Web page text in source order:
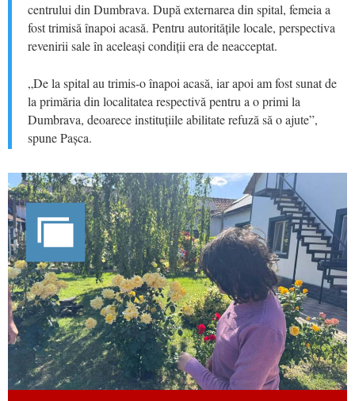
centrului din Dumbrava. După externarea din spital, femeia a
fost trimisă înapoi acasă. Pentru autoritățile locale, perspectiva
revenirii sale în aceleași condiții era de neacceptat.
„De la spital au trimis-o înapoi acasă, iar apoi am fost sunat de
la primăria din localitatea respectivă pentru a o primi la
Dumbrava, deoarece instituțiile abilitate refuză să o ajute”,
spune Pașca.